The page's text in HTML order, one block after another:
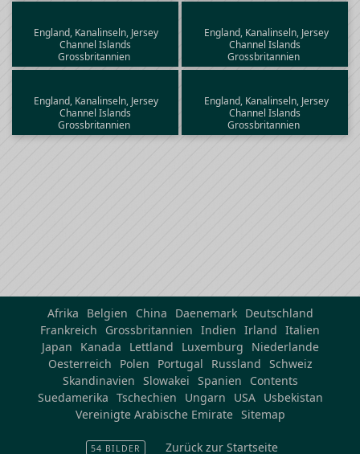
England, Kanalinseln, Jersey
Channel Islands
Grossbritannien
England, Kanalinseln, Jersey
Channel Islands
Grossbritannien
England, Kanalinseln, Jersey
Channel Islands
Grossbritannien
England, Kanalinseln, Jersey
Channel Islands
Grossbritannien
Afrika Belgien China Daenemark
Deutschland
Frankreich
Grossbritannien Indien Irland Italien
Japan
Kanada Lettland Luxemburg
Niederlande
Oesterreich
Polen Portugal Russland Schweiz
Skandinavien Slowakei Spanien
Contents
Suedamerika Tschechien Ungarn USA
Usbekistan
Vereinigte Arabische Emirate Sitemap
54 BILDER Zurück zur Startseite